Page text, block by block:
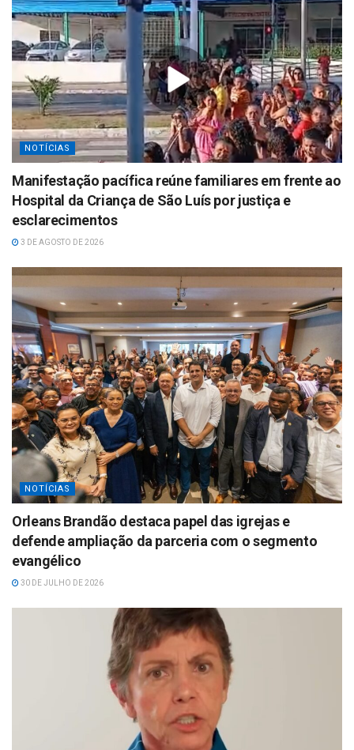
NOTÍCIAS
Manifestação pacífica reúne familiares em frente ao
Hospital da Criança de São Luís por justiça e
esclarecimentos
3 DE AGOSTO DE 2026
NOTÍCIAS
Orleans Brandão destaca papel das igrejas e
defende ampliação da parceria com o segmento
evangélico
30 DE JULHO DE 2026